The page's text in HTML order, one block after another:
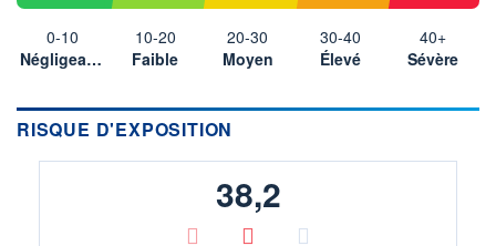
0-10
Négligeable
10-20
Faible
20-30
Moyen
30-40
Élevé
40+
Sévère
RISQUE D'EXPOSITION
38,2